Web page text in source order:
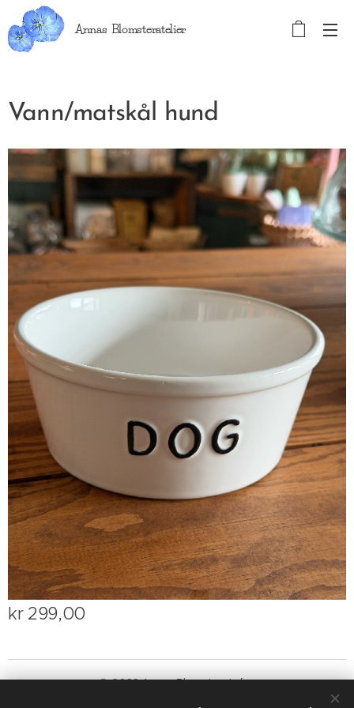
Annas Blomsteratelier
Vann/matskål hund
kr 299,00
© 2023 Annas Blomsteratelier